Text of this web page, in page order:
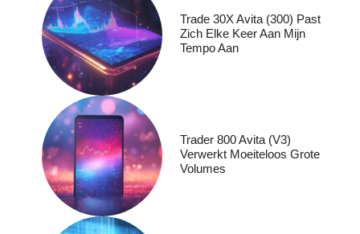
Trade 30X Avita (300) Past
Zich Elke Keer Aan Mijn
Tempo Aan
Trader 800 Avita (V3)
Verwerkt Moeiteloos Grote
Volumes